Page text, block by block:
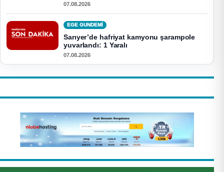
07.08.2026
EGE GUNDEMİ
Sarıyer’de hafriyat kamyonu şarampole
yuvarlandı: 1 Yaralı
07.08.2026